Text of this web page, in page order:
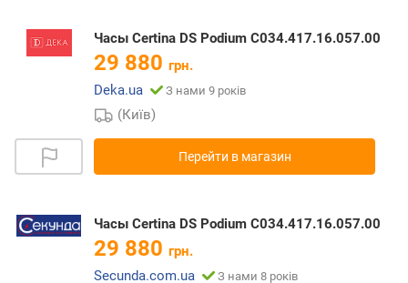
Часы Certina DS Podium C034.417.16.057.00
29 880 грн.
Deka.ua
З нами 9 років
(Київ)
Перейти в магазин
Часы Certina DS Podium C034.417.16.057.00
29 880 грн.
Secunda.com.ua
З нами 8 років